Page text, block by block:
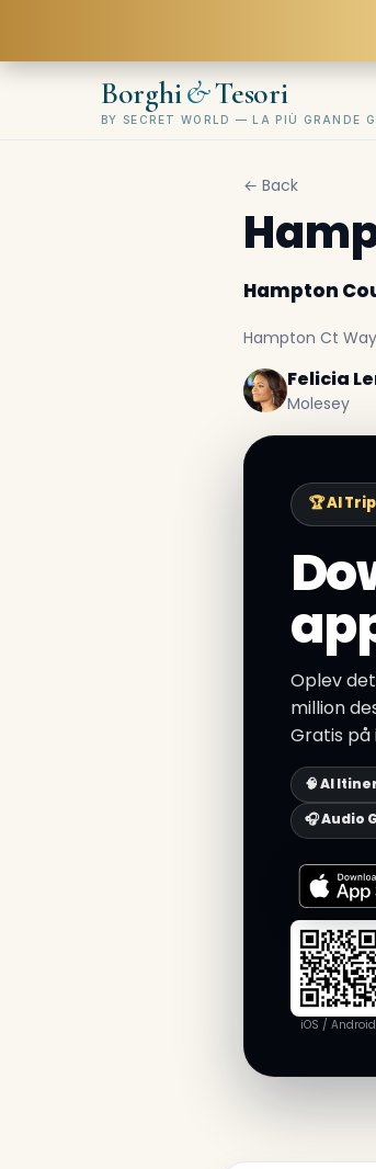
Borghi&Tesori
BY SECRET WORLD — LA PIÙ GRANDE
← Back
Hampton
Hampton Ct
Felicia
Molesey
🏆 AI
Oplev
million
Gratis på
🧠 AI
🎧 Audio
iOS / Android